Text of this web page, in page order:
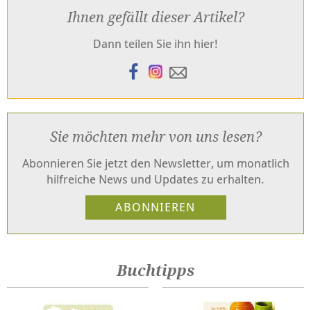
Ihnen gefällt dieser Artikel?
Dann teilen Sie ihn hier!
Sie möchten mehr von uns lesen?
Abonnieren Sie jetzt den Newsletter, um monatlich
hilfreiche News und Updates zu erhalten.
Buchtipps